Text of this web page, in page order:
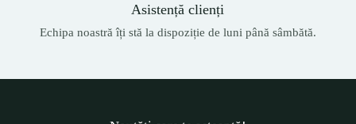
Asistență clienți
Echipa noastră îți stă la dispoziție de luni până sâmbătă.